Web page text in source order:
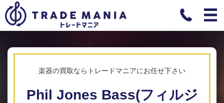
楽器の買取ならトレードマニアにお任せ下さい
Phil Jones Bass(フィルジ